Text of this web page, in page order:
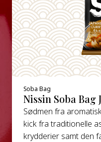
Soba Bag
Nissin Soba Bag
Sødmen fra
kick fra traditionelle
krydderier samt den